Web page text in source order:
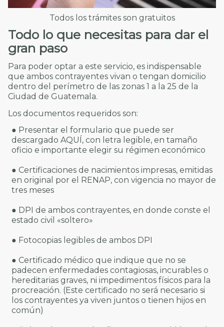
Todos los trámites son gratuitos
Todo lo que necesitas para dar el
gran paso
Para poder optar a este servicio, es indispensable
que ambos contrayentes vivan o tengan domicilio
dentro del perímetro de las zonas 1 a la 25 de la
Ciudad de Guatemala.
Los documentos requeridos son:
● Presentar el formulario que puede ser
descargado AQUÍ , con letra legible, en tamaño
oficio e importante elegir su régimen económico
● Certificaciones de nacimientos impresas, emitidas
en original por el RENAP, con vigencia no mayor de
tres meses
● DPI de ambos contrayentes, en donde conste el
estado civil «soltero»
● Fotocopias legibles de ambos DPI
● Certificado médico que indique que no se
padecen enfermedades contagiosas, incurables o
hereditarias graves, ni impedimentos físicos para la
procreación. (Este certificado no será necesario si
los contrayentes ya viven juntos o tienen hijos en
común)